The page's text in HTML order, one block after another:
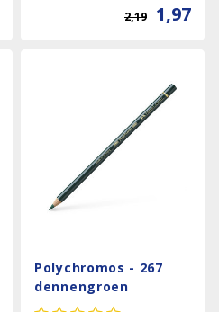
2,19 1,97
Polychromos - 267
dennengroen